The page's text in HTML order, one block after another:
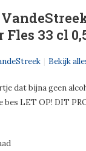
33 cl
Bekijk
dat bijna geen
bes LET OP! DIT